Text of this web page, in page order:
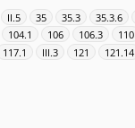
II.5 35 35.3 35.3.6
104.1 106 106.3 110
117.1 III.3 121 121.14